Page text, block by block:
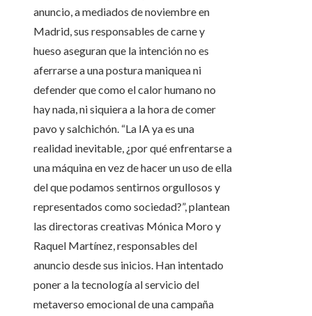
anuncio, a mediados de noviembre en
Madrid, sus responsables de carne y
hueso aseguran que la intención no es
aferrarse a una postura maniquea ni
defender que como el calor humano no
hay nada, ni siquiera a la hora de comer
pavo y salchichón. “La IA ya es una
realidad inevitable, ¿por qué enfrentarse a
una máquina en vez de hacer un uso de ella
del que podamos sentirnos orgullosos y
representados como sociedad?”, plantean
las directoras creativas Mónica Moro y
Raquel Martínez, responsables del
anuncio desde sus inicios. Han intentado
poner a la tecnología al servicio del
metaverso emocional de una campaña